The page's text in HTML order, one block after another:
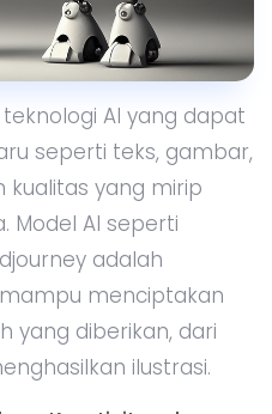
AI yang dapat
seperti teks, gambar,
kualitas yang mirip
Model AI seperti
adalah
menciptakan
yang diberikan, dari
ilustrasi.